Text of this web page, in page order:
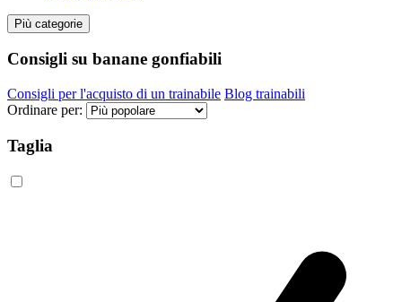
Più categorie
Consigli su banane gonfiabili
Consigli per l'acquisto di un trainabile Blog trainabili
Ordinare per:
Taglia